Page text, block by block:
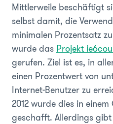
Mittlerweile beschäftigt
selbst damit, die
minimalen Prozentsatz
wurde das Projekt
gerufen. Ziel ist es, in
einen Prozentwert von
Internet-Benutzer zu
2012 wurde dies in
geschafft. Allerdings